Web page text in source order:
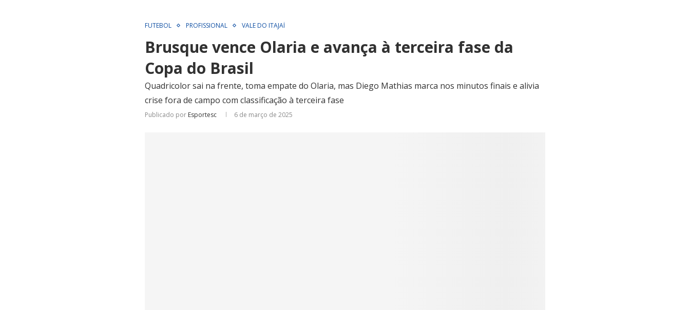
FUTEBOL PROFISSIONAL VALE DO ITAJAÍ
Brusque vence Olaria e avança à terceira fase da
Copa do Brasil
Quadricolor sai na frente, toma empate do Olaria, mas Diego Mathias marca nos minutos finais e alivia
crise fora de campo com classificação à terceira fase
Publicado por Esportesc 6 de março de 2025